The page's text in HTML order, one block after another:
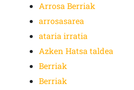
Arrosa Berriak
arrosasarea
ataria irratia
Azken Hatsa taldea
Berriak
Berriak